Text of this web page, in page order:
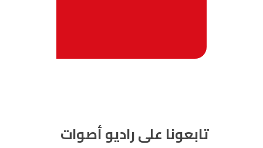
تابعونا على راديو أصوات